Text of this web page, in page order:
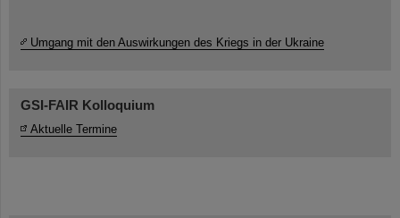
Umgang mit den Auswirkungen des Kriegs in der Ukraine
GSI-FAIR Kolloquium
Aktuelle Termine